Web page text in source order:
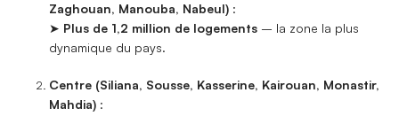
Zaghouan, Manouba, Nabeul) :
➤ Plus de 1,2 million de logements – la zone la plus
dynamique du pays.
Centre (Siliana, Sousse, Kasserine, Kairouan, Monastir,
Mahdia) :